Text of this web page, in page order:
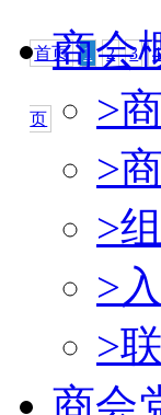
首页 1 2 3 4
页
商会
>
>
>
>
>
商会